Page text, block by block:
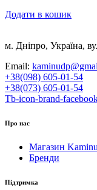
Додати в кошик
м. Дніпро, Україна,
Email:
+38(098) 605-01-54
+38(073) 605-01-54
Tb-icon-brand-
Про нас
Магазин Kaminu
Бренди
Підтримка